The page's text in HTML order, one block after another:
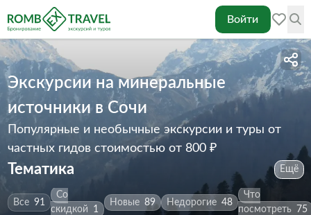
Войти
Экскурсии на минеральные
источники в Сочи
Популярные и необычные экскурсии и туры от
частных гидов стоимостью от 800 ₽
Тематика Ещё
Все 91
Со
скидкой
1
Новые 89 Недорогие 48
Что
посмотреть
75